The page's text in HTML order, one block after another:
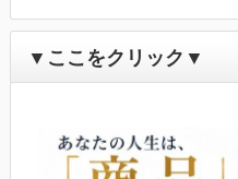
▼ここをクリック▼